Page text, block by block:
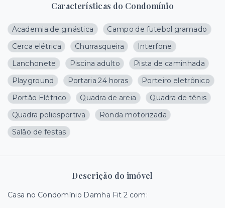
Características do Condomínio
Academia de ginástica
Campo de futebol gramado
Cerca elétrica
Churrasqueira
Interfone
Lanchonete
Piscina adulto
Pista de caminhada
Playground
Portaria 24 horas
Porteiro eletrônico
Portão Elétrico
Quadra de areia
Quadra de tênis
Quadra poliesportiva
Ronda motorizada
Salão de festas
Descrição do imóvel
Casa no Condomínio Damha Fit 2 com: